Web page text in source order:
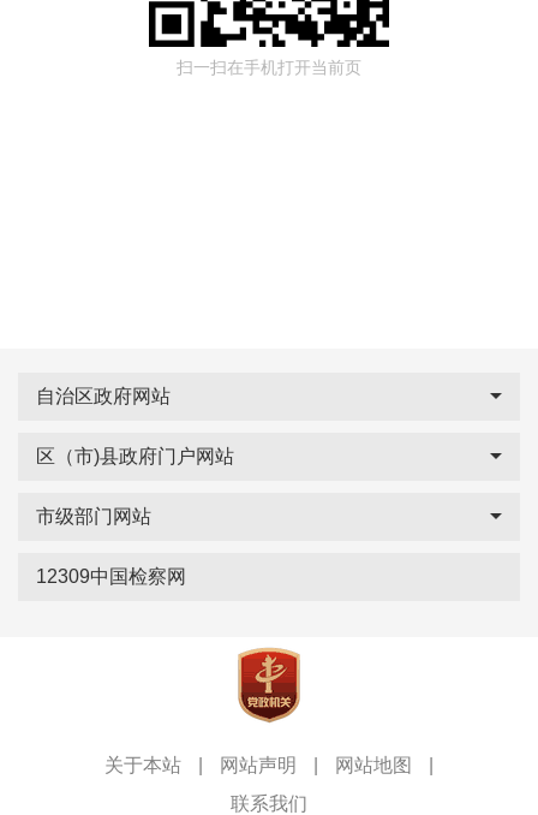
扫一扫在手机打开当前页
自治区政府网站
区（市)县政府门户网站
市级部门网站
12309中国检察网
关于本站 网站声明 网站地图
联系我们